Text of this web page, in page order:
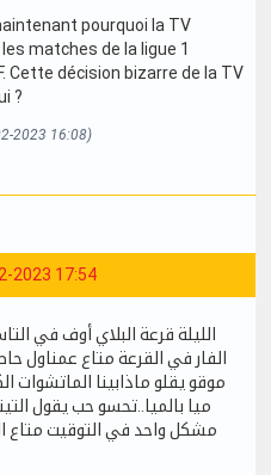
pourquoi la TV
matches de la ligue 1
Cette décision bizarre de la TV
?
2023 16:08)
2023 17:54
الليلة قرعة البلاي أوف في
الفار في القرعة متاع
موقو يقلو ماذابينا الماتشوات
ميا بالميا..تحسو حب يقول
مشكل واحد في التوقيت متاع